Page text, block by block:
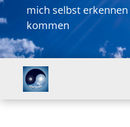
mich selbst
kommen